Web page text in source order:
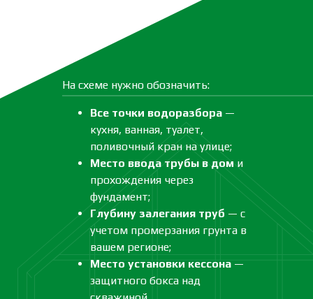
На схеме нужно обозначить:
Все точки водоразбора —
кухня, ванная, туалет,
поливочный кран на улице;
Место ввода трубы в доми
прохождения через
фундамент;
Глубину залегания труб — с
учетом промерзания грунта в
вашем регионе;
Место установки кессона —
защитного бокса над